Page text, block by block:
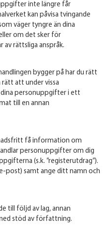
inte längre får
kan påvisa tvingande
väger tyngre än dina
om det sker för
av rättsliga anspråk.
bygger på har du rätt
att under vissa
personuppgifter i ett
till en annan
få information om
personuppgifter om dig
(s.k. ”registerutdrag”).
post) samt ange ditt namn och
till följd av lag, annan
stöd av författning.